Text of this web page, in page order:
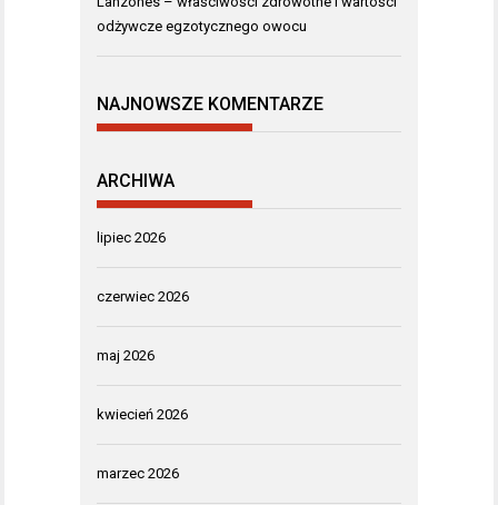
odżywcze egzotycznego owocu
NAJNOWSZE KOMENTARZE
ARCHIWA
lipiec 2026
czerwiec 2026
maj 2026
kwiecień 2026
marzec 2026